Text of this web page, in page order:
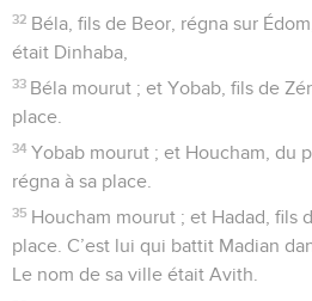
32 Béla, fils de Beor, régna sur
était Dinhaba,
33 Béla mourut ; et Yobab, fils de
place.
34 Yobab mourut ; et Houcham, du
régna à sa place.
35 Houcham mourut ; et Hadad, fils
place. C’est lui qui battit Madian
Le nom de sa ville était Avith.